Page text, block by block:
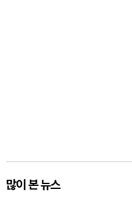
많이 본 뉴스